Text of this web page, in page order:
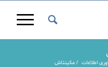
اطلاعات / مکینتاش